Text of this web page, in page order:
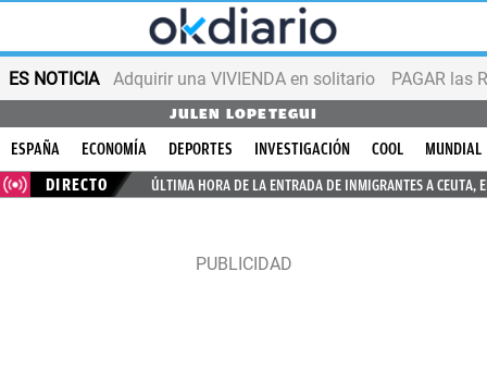
ES NOTICIA Adquirir una VIVIENDA en solitario PAGAR las
JULEN LOPETEGUI
ESPAÑA ECONOMÍA DEPORTES INVESTIGACIÓN COOL
MUNDIAL
DIRECTO
ÚLTIMA HORA DE LA ENTRADA DE INMIGRANTES A CEUTA,